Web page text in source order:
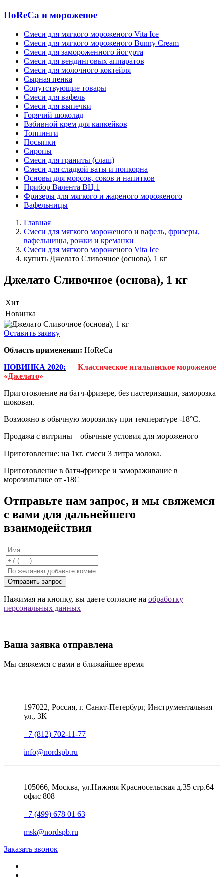
HoReCa и мороженое
Смеси для мягкого мороженого Vita Ice
Смеси для мягкого мороженого Bunny Cream
Смеси для замороженного йогурта
Смеси для вендинговых аппаратов
Смеси для молочного коктейля
Сырная пенка
Сопутствующие товары
Смеси для вафель
Смеси для выпечки
Горячий шоколад
Взбивной крем для капкейков
Топпинги
Посыпки
Сиропы
Смеси для граниты (слаш)
Смеси для сладкой ваты и попкорна
Основы для морсов, соков и напитков
Прибор Валента ВЦ.1
Фризеры для мягкого и жареного мороженого
Вафельницы
Главная
Смеси для мягкого мороженого и вафель, фризеры,
вафельницы, рожки и креманки
Смеси для мягкого мороженого Vita Ice
купить Джелато Сливочное (основа), 1 кг
Джелато Сливочное (основа), 1 кг
Хит
Новинка
Оставить заявку
Область применения: HoReCa
НОВИНКА 2020:
Классическое итальянское мороженое
«Джелато»
Приготовление на батч-фризере, без пастеризации, заморозка
шоковая.
Возможно в обычную морозилку при температуре -18°С.
Продажа с витрины – обычные условия для мороженого
Приготовление: на 1кг. смеси 3 литра молока.
Приготовление в батч-фризере и замораживание в
морозильнике от -18С
Отправьте нам запрос, и мы свяжемся
с вами для дальнейшего
взаимодействия
Отправить запрос
Нажимая на кнопку, вы даете согласие на обработку
персональных данных
Ваша заявка отправлена
Мы свяжемся с вами в ближайшее время
197022, Россия, г. Санкт-Петербург, Инструментальная
ул., 3К
+7 (812) 702-11-77
info@nordspb.ru
105066, Москва, ул.Нижняя Красносельская д.35 стр.64
офис 808
+7 (499) 678 01 63
msk@nordspb.ru
Заказать звонок